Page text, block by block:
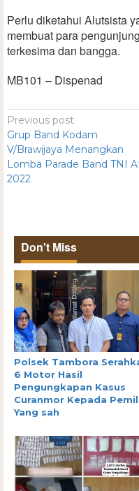
Perlu diketahui Alutsista
membuat para
terkesima dan bangga.
MB101 – Dispenad
Previous post
Grup Band Kodam
V/Brawijaya Menangkan
Lomba Parade Band TNI
2022
Don't Miss
Polsek Tambora
6 Motor Hasil
Pengungkapan Kasus
Curanmor Kepada
Yang sah